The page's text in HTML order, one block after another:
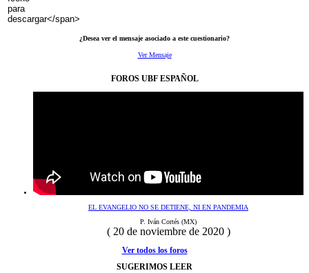
¿Desea ver el mensaje asociado a este cuestionario?
Ver Mensaje
FOROS UBF ESPAÑOL
EL EVANGELIO NO SE DETIENE, NI EN PANDEMIA
P. Iván Cortés (MX)
( 20 de noviembre de 2020 )
Ver todos los foros
SUGERIMOS LEER